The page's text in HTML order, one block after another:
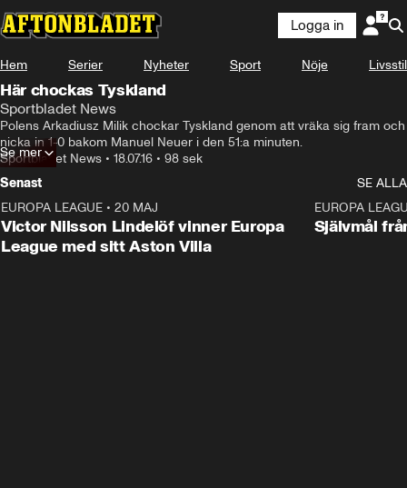
Logga in
Hem Serier Nyheter Sport Nöje Livsstil
Här chockas Tyskland
Sportbladet News
Polens Arkadiusz Milik chockar Tyskland genom att vräka sig fram och
nicka in 1-0 bakom Manuel Neuer i den 51:a minuten.
Sportbladet News • 18.07.16 • 98 sek
Se mer
Senast
SE ALLA
EUROPA LEAGUE • 20 MAJ
Victor Nilsson Lindelöf vinner Europa
League med sitt Aston Villa
EUROPA
Självmål